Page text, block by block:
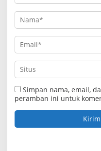
Simpan nama, email,
peramban ini untuk